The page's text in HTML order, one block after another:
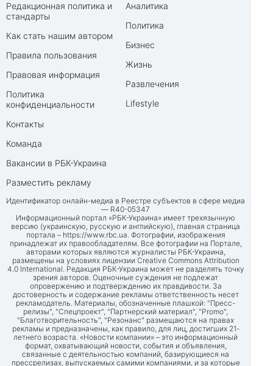
Редакционная политика и
стандарты
Как стать нашим автором
Правила пользования
Правовая информация
Политика
конфиденциальности
Контакты
Команда
Вакансии в РБК-Украина
Разместить рекламу
Аналитика
Политика
Бизнес
Жизнь
Развлечения
Lifestyle
Идентификатор онлайн-медиа в Реестре субъектов в сфере медиа
— R40-05347
Информационный портал «РБК-Украина» имеет трехязычную
версию (украинскую, русскую и английскую), главная страница
портала – https://www.rbc.ua. Фотографии, изображения
принадлежат их правообладателям. Все фотографии на Портале,
авторами которых являются журналисты РБК-Украина,
размещены на условиях лицензии Creative Commons Attribution
4.0 International. Редакция РБК-Украина может не разделять точку
зрения авторов. Оценочные суждения не подлежат
опровержению и подтверждению их правдивости. За
достоверность и содержание рекламы ответственность несет
рекламодатель. Материалы, обозначенные плашкой: "Пресс-
релизы", "Спецпроект", "Партнерский материал", "Promo",
"Благотворительность", "Резонанс" размещаются на правах
рекламы и предназначены, как правило, для лиц, достигших 21-
летнего возраста. «Новости компании» – это информационный
формат, охватывающий новости, события и объявления,
связанные с деятельностью компаний, базирующиеся на
прессрелизах, выпускаемых самими компаниями, и за которые